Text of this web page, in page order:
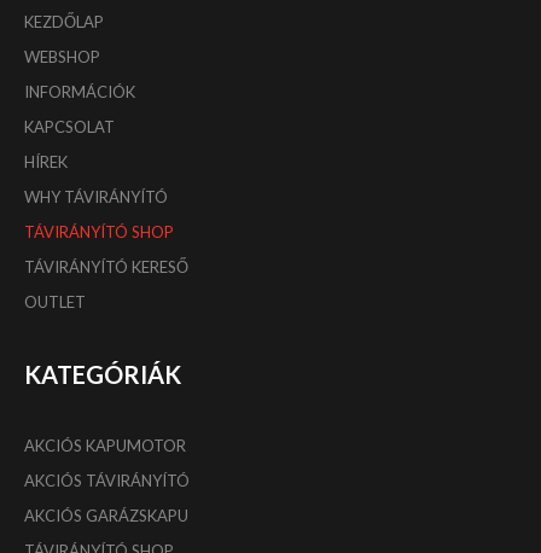
KEZDŐLAP
WEBSHOP
INFORMÁCIÓK
KAPCSOLAT
HÍREK
WHY TÁVIRÁNYÍTÓ
TÁVIRÁNYÍTÓ SHOP
TÁVIRÁNYÍTÓ KERESŐ
OUTLET
KATEGÓRIÁK
AKCIÓS KAPUMOTOR
AKCIÓS TÁVIRÁNYÍTÓ
AKCIÓS GARÁZSKAPU